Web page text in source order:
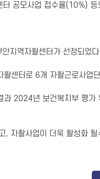
공모사업 접수율(10%) 등
지역자활센터가 선정되었
센터로 6개 자활근로사업
과 2024년 보건복지부 평가
, 자활사업이 더욱 활성화 될